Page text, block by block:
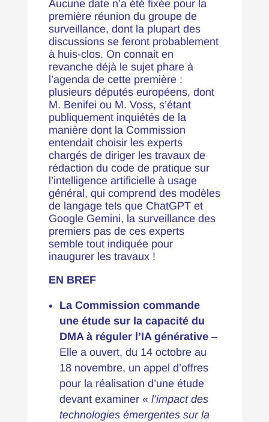
Aucune date n’a été fixée pour la
première réunion du groupe de
surveillance, dont la plupart des
discussions se feront probablement
à huis-clos. On connait en
revanche déjà le sujet phare à
l’agenda de cette première :
plusieurs députés européens, dont
M. Benifei ou M. Voss, s’étant
publiquement inquiétés de la
manière dont la Commission
entendait choisir les experts
chargés de diriger les travaux de
rédaction du code de pratique sur
l’intelligence artificielle à usage
général, qui comprend des modèles
de langage tels que ChatGPT et
Google Gemini, la surveillance des
premiers pas de ces experts
semble tout indiquée pour
inaugurer les travaux !
EN BREF
La Commission commande
une étude sur la capacité du
DMA à réguler l’IA générative–
Elle a ouvert, du 14 octobre au
18 novembre, un appel d’offres
pour la réalisation d’une étude
devant examiner « l’impact des
technologies émergentes sur la